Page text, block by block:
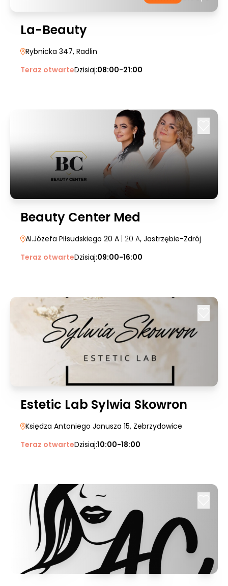
La-Beauty
Rybnicka 347, Radlin
Teraz otwarteDzisiaj:08:00-21:00
Beauty Center Med
Al.Józefa Piłsudskiego 20 A | 20 A, Jastrzębie-Zdrój
Teraz otwarteDzisiaj:09:00-16:00
Estetic Lab Sylwia Skowron
Księdza Antoniego Janusza 15, Zebrzydowice
Teraz otwarteDzisiaj:10:00-18:00